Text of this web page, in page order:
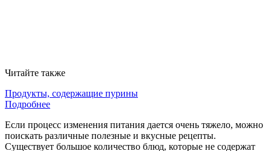
Читайте также
Продукты, содержащие пурины
Подробнее
Если процесс изменения питания дается очень тяжело, можно
поискать различные полезные и вкусные рецепты.
Существует большое количество блюд, которые не содержат